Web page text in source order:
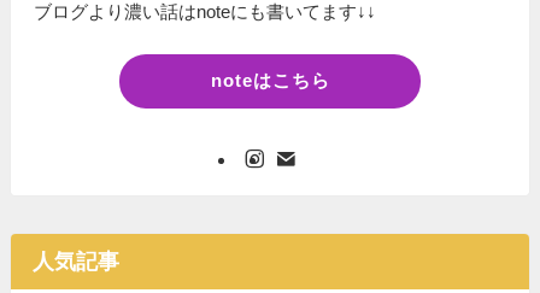
ブログより濃い話はnoteにも書いてます↓↓
noteはこちら
人気記事